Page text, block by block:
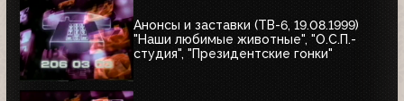
Анонсы и заставки (ТВ-6, 19.08.1999)
"Наши любимые животные", "О.С.П.-
студия", "Президентские гонки"